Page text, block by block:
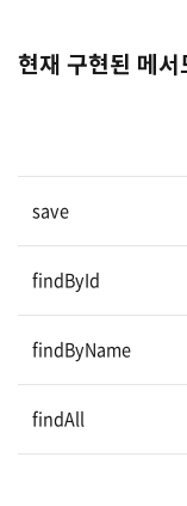
현재 구현된 메서
save
findById
findByName
findAll